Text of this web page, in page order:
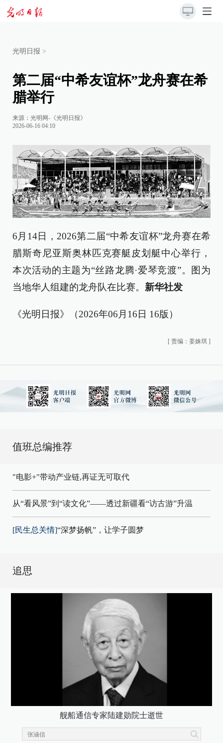
光明日报 >
第二届“中希友谊杯”龙舟赛在希
腊举行
来源： 光明网-《光明日报》
2026-06-16 04:10
6月14日，2026第二届“中希友谊杯”龙舟赛在希
腊斯奇尼亚斯奥林匹克赛艇皮划艇中心举行，
本次活动的主题为“丝路龙腾·爱琴竞渡”。图为
当地华人组建的龙舟队在比赛。 新华社发
《光明日报》（2026年06月16日 16版）
[ 责编：姜姝琪 ]
值班总编推荐
"电影+"带动产业链,再证无可取代
从“看风景”到“读文化”——透过新疆看“访古游”升温
[民生总关情]“深梦扬帆”，让学子圆梦
追思
舰船通信专家陆建勋院士逝世